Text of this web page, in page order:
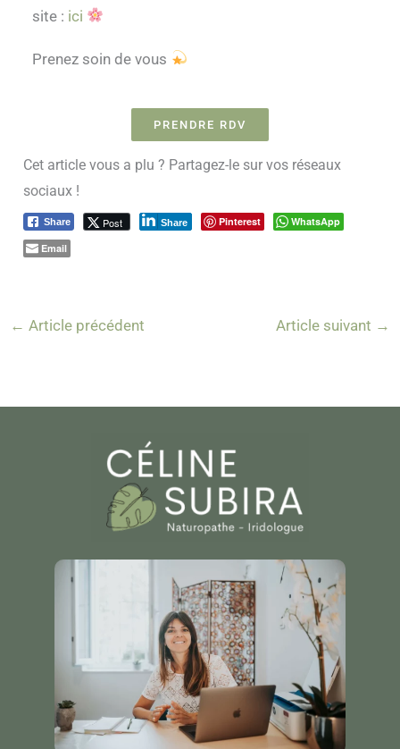
site : ici
Prenez soin de vous
PRENDRE RDV
Cet article vous a plu ? Partagez-le sur vos réseaux
sociaux !
Share Post Share Pinterest
WhatsApp
Email
← Article précédent Article suivant →